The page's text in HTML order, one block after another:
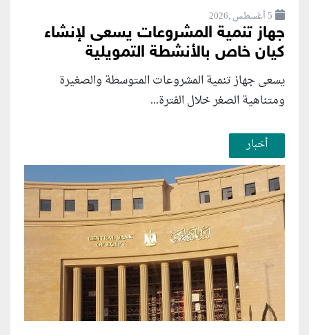
5 أغسطس ,2026
جهاز تنمية المشروعات يسعى لإنشاء
كيان خاص بالأنشطة التمويلية
يسعى جهاز تنمية المشروعات المتوسطة والصغيرة
ومتناهية الصغر خلال الفترة...
أخبار